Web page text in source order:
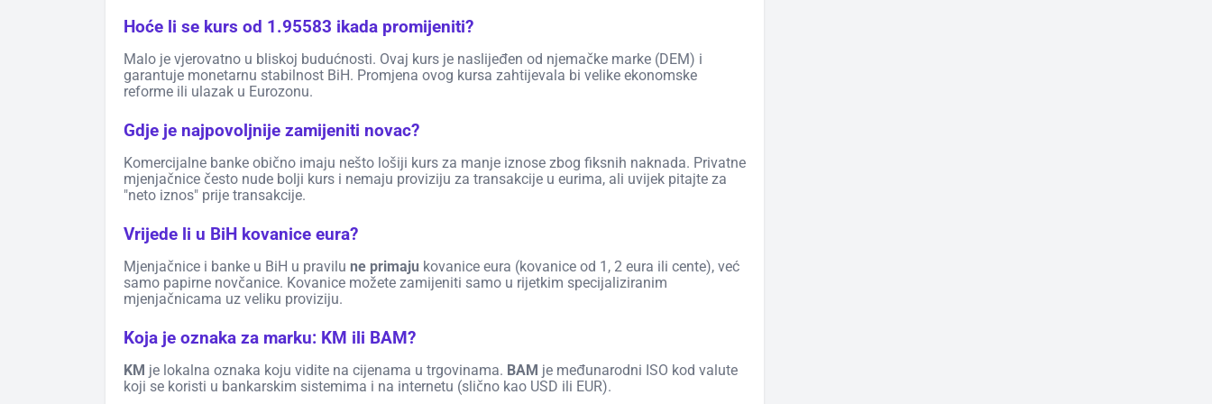
Hoće li se kurs od 1.95583 ikada promijeniti?
Malo je vjerovatno u bliskoj budućnosti. Ovaj kurs je naslijeđen od njemačke marke (DEM) i
garantuje monetarnu stabilnost BiH. Promjena ovog kursa zahtijevala bi velike ekonomske
reforme ili ulazak u Eurozonu.
Gdje je najpovoljnije zamijeniti novac?
Komercijalne banke obično imaju nešto lošiji kurs za manje iznose zbog fiksnih naknada. Privatne
mjenjačnice često nude bolji kurs i nemaju proviziju za transakcije u eurima, ali uvijek pitajte za
"neto iznos" prije transakcije.
Vrijede li u BiH kovanice eura?
Mjenjačnice i banke u BiH u pravilu ne primaju kovanice eura (kovanice od 1, 2 eura ili cente), već
samo papirne novčanice. Kovanice možete zamijeniti samo u rijetkim specijaliziranim
mjenjačnicama uz veliku proviziju.
Koja je oznaka za marku: KM ili BAM?
KM je lokalna oznaka koju vidite na cijenama u trgovinama. BAM je međunarodni ISO kod valute
koji se koristi u bankarskim sistemima i na internetu (slično kao USD ili EUR).